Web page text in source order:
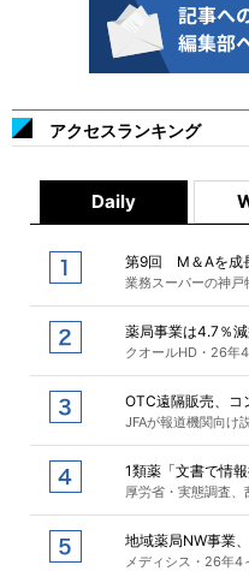
アクセスランキング
Daily
第9回 M＆Aを成
業務スーパーの神
薬局事業は4.7％
クオールHD・26年
OTC遠隔販売、コ
JFAが報道機関向け
1類薬「文書で情
厚労省・実態調査
地域薬局NW事業
メディシス・26年4